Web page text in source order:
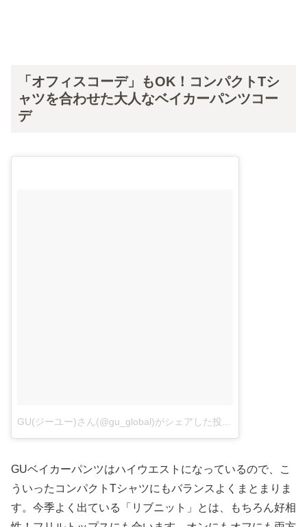
「オフィスコーデ」もOK！コンパクトTシ
ャツを合わせた大人なベイカーパンツコー
デ
GUベイカーパンツはハイウエストになっているので、こ
ういったコンパクトTシャツにもバランスよくまとまりま
す。今季よく出ている「リブニット」とは、もちろん好相